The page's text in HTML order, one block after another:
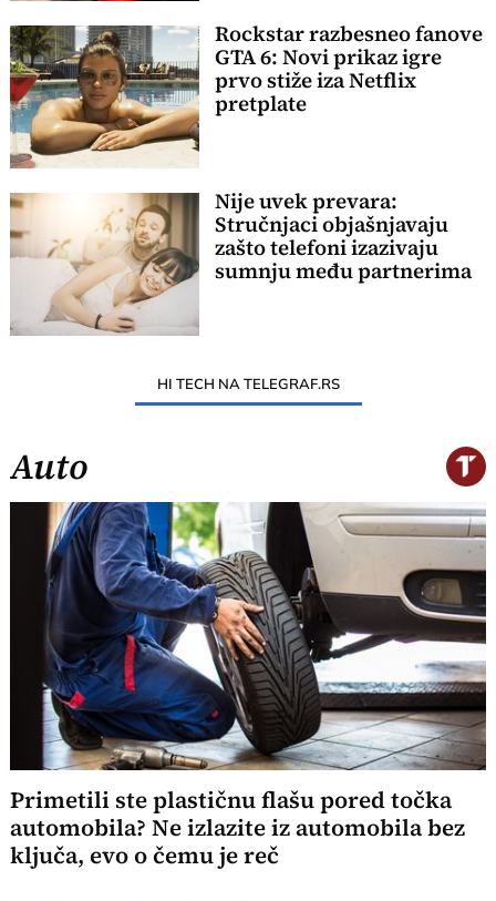
Rockstar razbesneo fanove
GTA 6: Novi prikaz igre
prvo stiže iza Netflix
pretplate
Nije uvek prevara:
Stručnjaci objašnjavaju
zašto telefoni izazivaju
sumnju među partnerima
HI TECH NA TELEGRAF.RS
Auto
Primetili ste plastičnu flašu pored točka
automobila? Ne izlazite iz automobila bez
ključa, evo o čemu je reč